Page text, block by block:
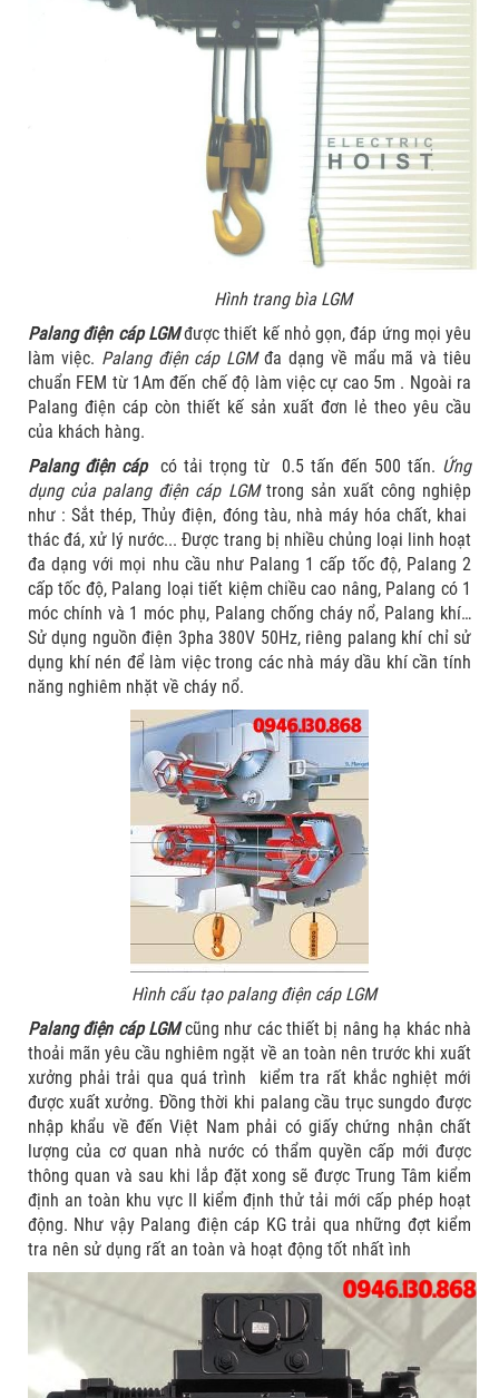
Hình trang bìa LGM
Palang điện cáp LGMđược thiết kế nhỏ gọn, đáp ứng mọi yêu
làm việc. Palang điện cáp LGMđa dạng về mẩu mã và tiêu
chuẩn FEM từ 1Am đến chế độ làm việc cự cao 5m . Ngoài ra
Palang điện cáp còn thiết kế sản xuất đơn lẻ theo yêu cầu
của khách hàng.
Palang điện cáp có tải trọng từ 0.5 tấn đến 500 tấn. Ứng
dụng của palang điện cáp LGMtrong sản xuất công nghiệp
như : Sắt thép, Thủy điện, đóng tàu, nhà máy hóa chất, khai
thác đá, xử lý nước... Được trang bị nhiều chủng loại linh hoạt
đa dạng với mọi nhu cầu như Palang 1 cấp tốc độ, Palang 2
cấp tốc độ, Palang loại tiết kiệm chiều cao nâng, Palang có 1
móc chính và 1 móc phụ, Palang chống cháy nổ, Palang khí…
Sử dụng nguồn điện 3pha 380V 50Hz, riêng palang khí chỉ sử
dụng khí nén để làm việc trong các nhà máy dầu khí cần tính
năng nghiêm nhặt về cháy nổ.
Hình cấu tạo palang điện cáp LGM
Palang điện cáp LGMcũng như các thiết bị nâng hạ khác nhà
thoải mãn yêu cầu nghiêm ngặt về an toàn nên trước khi xuất
xưởng phải trải qua quá trình kiểm tra rất khắc nghiệt mới
được xuất xưởng. Đồng thời khi palang cầu trục sungdo được
nhập khẩu về đến Việt Nam phải có giấy chứng nhận chất
lượng của cơ quan nhà nước có thẩm quyền cấp mới được
thông quan và sau khi lắp đặt xong sẽ được Trung Tâm kiểm
định an toàn khu vực II kiểm định thử tải mới cấp phép hoạt
động. Như vậy Palang điện cáp KG trải qua những đợt kiểm
tra nên sử dụng rất an toàn và hoạt động tốt nhất ình